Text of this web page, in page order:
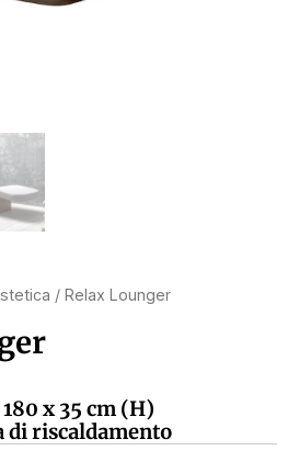
/ Relax Lounger
x 35 cm (H)
di riscaldamento